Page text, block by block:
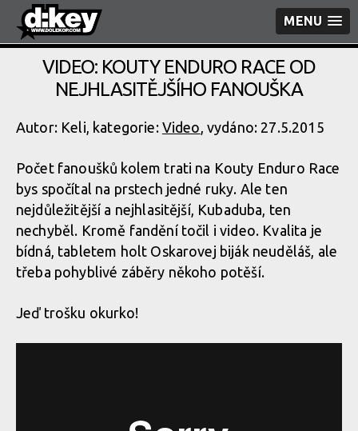
MENU
VIDEO: KOUTY ENDURO RACE OD
NEJHLASITĚJŠÍHO FANOUŠKA
Autor: Keli, kategorie: Video, vydáno: 27.5.2015
Počet fanoušků kolem trati na Kouty Enduro Race
bys spočítal na prstech jedné ruky. Ale ten
nejdůležitější a nejhlasitější, Kubaduba, ten
nechyběl. Kromě fandění točil i video. Kvalita je
bídná, tabletem holt Oskarovej biják neuděláš, ale
třeba pohyblivé záběry někoho potěší.
Jeď trošku okurko!